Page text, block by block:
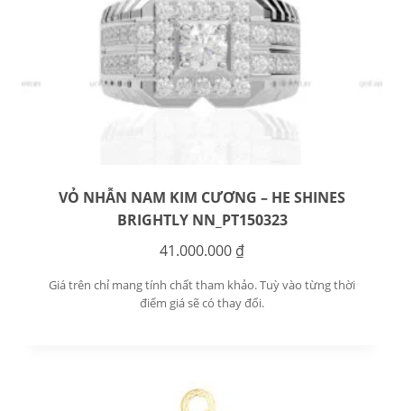
VỎ NHẪN NAM KIM CƯƠNG – HE SHINES
BRIGHTLY NN_PT150323
41.000.000 ₫
Giá trên chỉ mang tính chất tham khảo. Tuỳ vào từng thời
điểm giá sẽ có thay đổi.